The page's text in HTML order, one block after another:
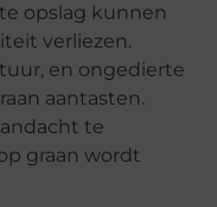
opslag kunnen
verliezen.
en ongedierte
aantasten.
te
graan wordt